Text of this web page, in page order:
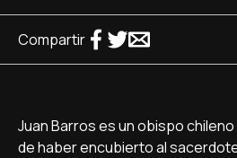
Compartir
Juan Barros es un obispo
de haber encubierto al